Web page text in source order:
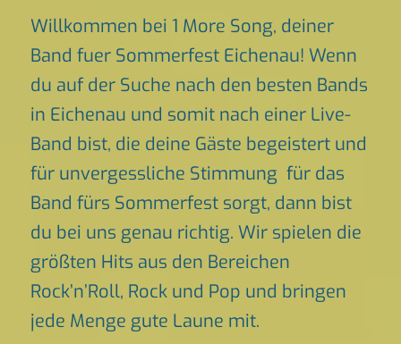
Willkommen bei 1 More Song, deiner
Band fuer Sommerfest Eichenau! Wenn
du auf der Suche nach den besten Bands
in Eichenau und somit nach einer Live-
Band bist, die deine Gäste begeistert und
für unvergessliche Stimmung für das
Band fürs Sommerfest sorgt, dann bist
du bei uns genau richtig. Wir spielen die
größten Hits aus den Bereichen
Rock’n’Roll, Rock und Pop und bringen
jede Menge gute Laune mit.